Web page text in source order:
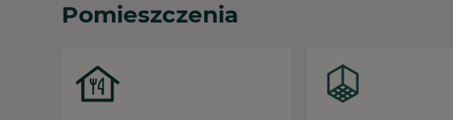
Pomieszczenia